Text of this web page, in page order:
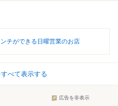
チができる日曜営業のお店
べて表示する
広告を非表示